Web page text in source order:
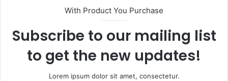
With Product You Purchase
Subscribe to our mailing list
to get the new updates!
Lorem ipsum dolor sit amet, consectetur.